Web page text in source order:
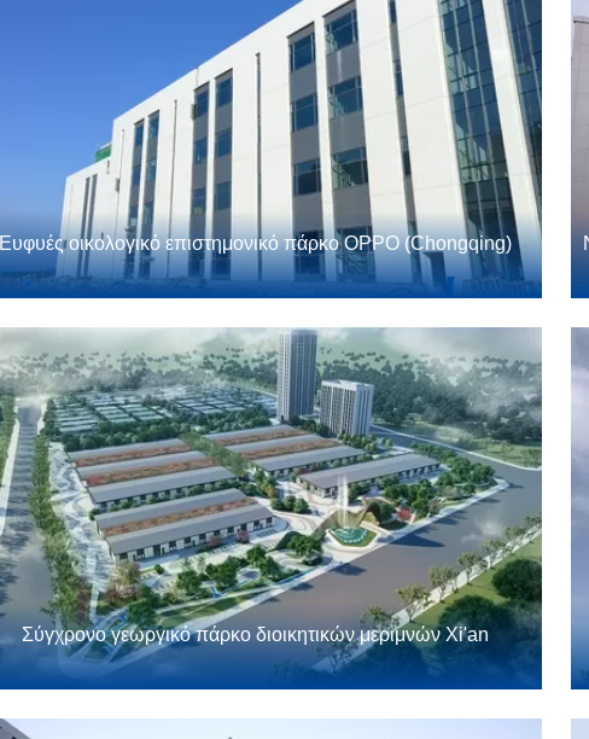
Ευφυές οικολογικό επιστημονικό πάρκο OPPO (Chongqing)
Σύγχρονο γεωργικό πάρκο διοικητικών μεριμνών Xi'an